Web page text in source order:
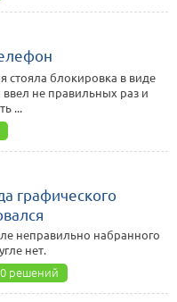
стояла блокировка в виде
не правильных раз и
...
графического
неправильно набранного
нет.
решений